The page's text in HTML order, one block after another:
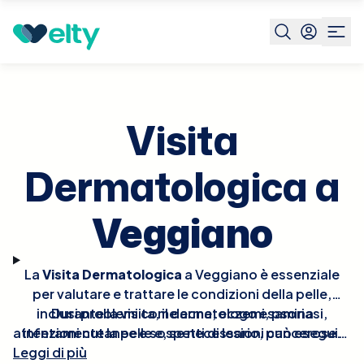
Prenota visita Veggiano
Visita
Dermatologica a
Veggiano
LaVisita Dermatologica a Veggiano è essenziale
per valutare e trattare le condizioni della pelle,
inclusi problemi come acne, eczemi, psoriasi,
infezioni cutanee e sospetti di lesioni cancerose.
Durante la visita, il dermatologo esamina
attentamente la pelle e, se necessario, può eseguire
procedure diagnostiche come la biopsia o test
Leggi di più